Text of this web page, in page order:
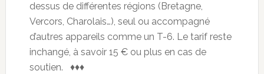
dessus de différentes régions (Bretagne,
Vercors, Charolais…), seul ou accompagné
d’autres appareils comme un T-6. Le tarif reste
inchangé, à savoir 15 € ou plus en cas de
soutien. ♦♦♦